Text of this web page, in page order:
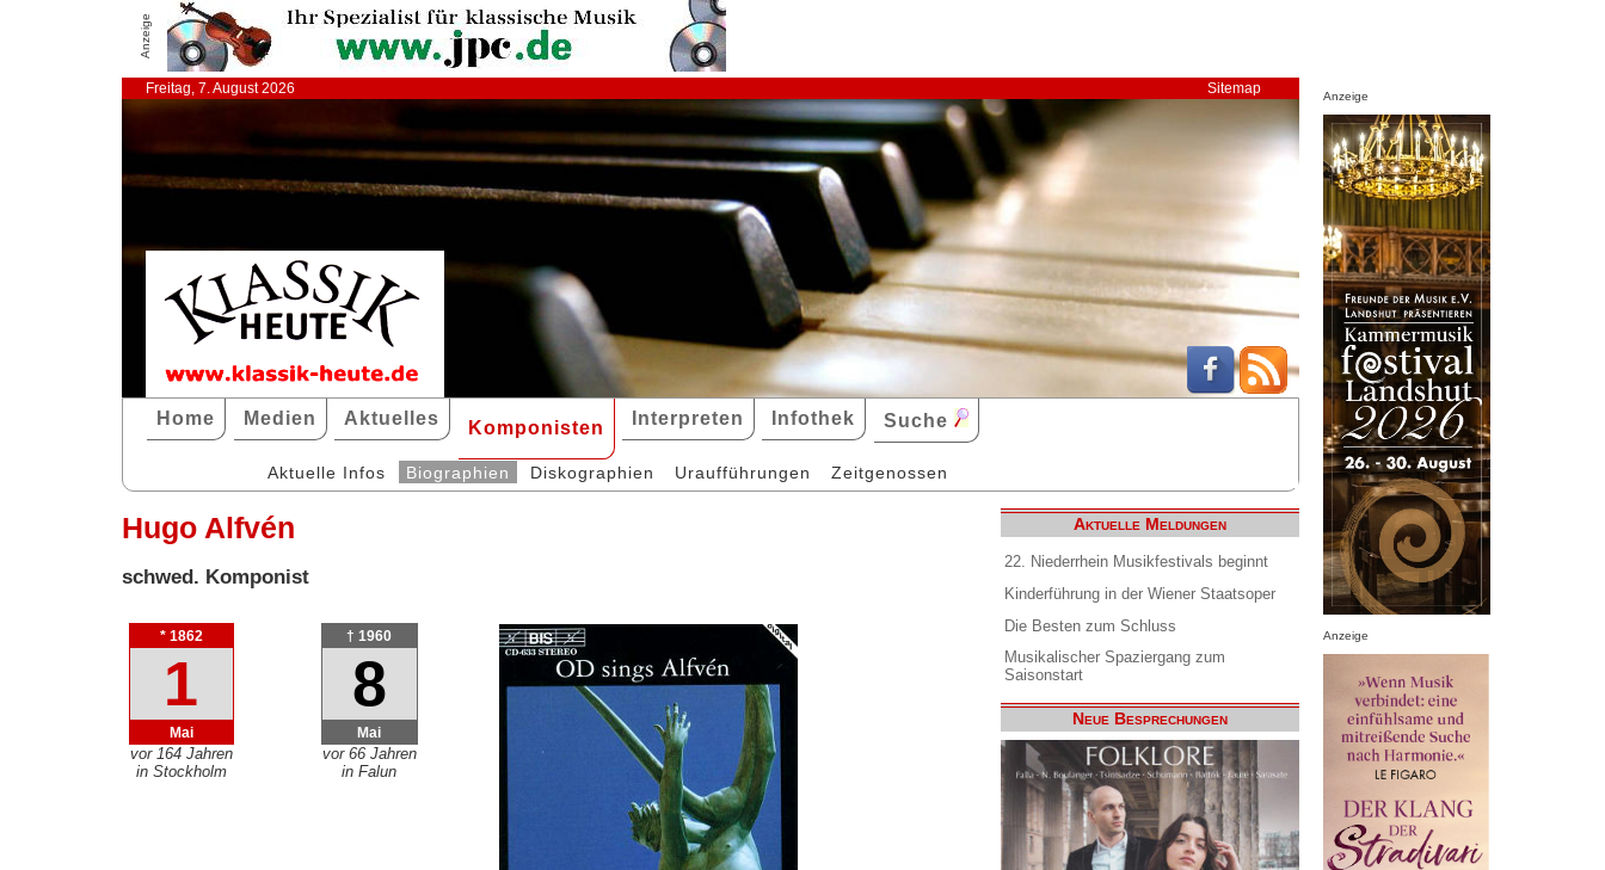
Anzeige
Freitag, 7. August 2026 Sitemap
Home Medien Aktuelles Komponisten Interpreten Infothek Suche
Aktuelle Infos Biographien Diskographien Uraufführungen Zeitgenossen
Hugo Alfvén
schwed. Komponist
* 1862
1
Mai
vor 164 Jahren
in Stockholm
† 1960
8
Mai
vor 66 Jahren
in Falun
Aktuelle Meldungen
22. Niederrhein Musikfestivals beginnt
Kinderführung in der Wiener Staatsoper
Die Besten zum Schluss
Musikalischer Spaziergang zum
Saisonstart
Neue Besprechungen
Anzeige
Anzeige